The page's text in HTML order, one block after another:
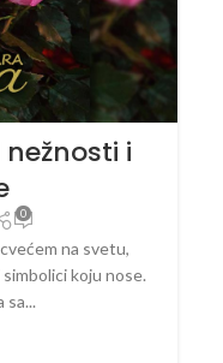
nežnosti i
0
na svetu,
koju nose.
sa...